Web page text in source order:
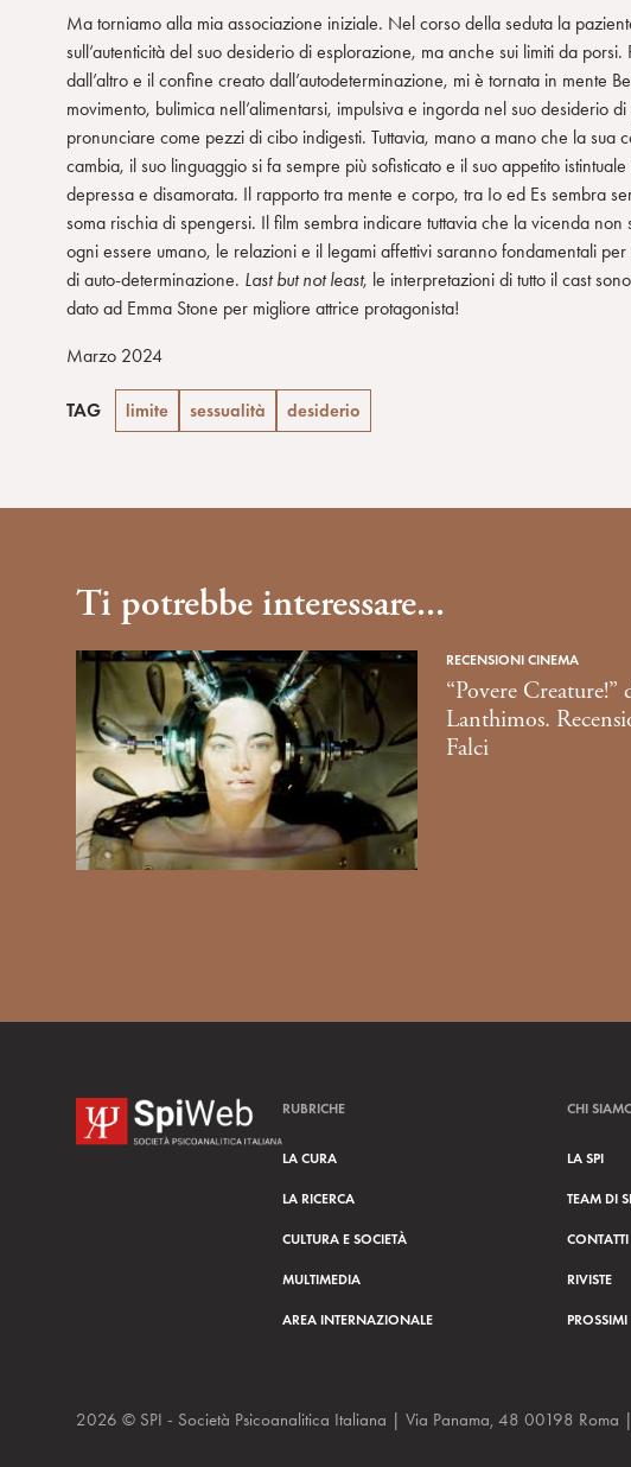
Ma torniamo alla mia associazione iniziale. Nel corso della seduta la
sull’autenticità del suo desiderio di esplorazione, ma anche sui limiti da
dall’altro e il confine creato dall’autodeterminazione, mi è tornata in mente
movimento, bulimica nell’alimentarsi, impulsiva e ingorda nel suo
pronunciare come pezzi di cibo indigesti. Tuttavia, mano a mano che la sua
cambia, il suo linguaggio si fa sempre più sofisticato e il suo appetito
depressa e disamorata. Il rapporto tra mente e corpo, tra Io ed Es sembra
soma rischia di spengersi. Il film sembra indicare tuttavia che la vicenda
ogni essere umano, le relazioni e il legami affettivi saranno fondamentali
di auto-determinazione. Last but not least, le interpretazioni di tutto il cast
dato ad Emma Stone per migliore attrice protagonista!
Marzo 2024
TAG limite sessualità desiderio
Ti potrebbe interessare...
RECENSIONI CINEMA
“Povere Creature!”
Lanthimos.
Falci
RUBRICHE
LA CURA
LA RICERCA
CULTURA E SOCIETÀ
MULTIMEDIA
AREA INTERNAZIONALE
CHI
LA SPI
TEAM DI
CONTATTI
RIVISTE
2026 © SPI - Società Psicoanalitica Italiana | Via Panama, 48 00198